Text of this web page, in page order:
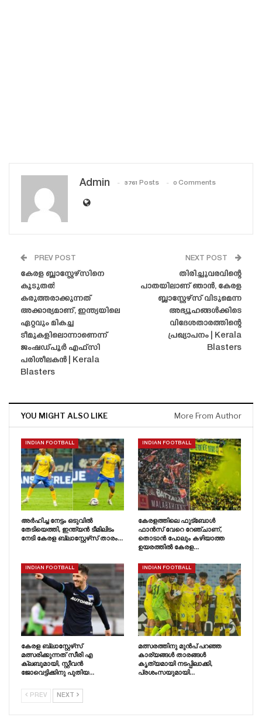
Admin 3761 Posts 0 Comments
PREV POST
കേരള ബ്ലാസ്റ്റേഴ്‌സിനെ
കൂടുതൽ
കരുത്തരാക്കുന്നത്
അക്കാര്യമാണ്, ഇന്ത്യയിലെ
ഏറ്റവും മികച്ച
ടീമുകളിലൊന്നാണെന്ന്
ജംഷഡ്‌പൂർ എഫ്‌സി
പരിശീലകൻ | Kerala
Blasters
NEXT POST
തിരിച്ചുവരവിന്റെ
പാതയിലാണ് ഞാൻ, കേരള
ബ്ലാസ്റ്റേഴ്‌സ് വിടുമെന്ന
അഭ്യൂഹങ്ങൾക്കിടെ
വിദേശതാരത്തിന്റെ
പ്രഖ്യാപനം | Kerala
Blasters
YOU MIGHT ALSO LIKE More From Author
INDIAN FOOTBALL
അർഹിച്ച നേട്ടം ഒടുവിൽ
തേടിയെത്തി, ഇന്ത്യൻ ടീമിലിടം
നേടി കേരള ബ്ലാസ്റ്റേഴ്‌സ് താരം…
INDIAN FOOTBALL
കേരളത്തിലെ ഫുട്ബോൾ
ഫാൻസ്‌ വേറെ റേഞ്ചാണ്,
തൊടാൻ പോലും കഴിയാത്ത
ഉയരത്തിൽ കേരള…
INDIAN FOOTBALL
കേരള ബ്ലാസ്റ്റേഴ്‌സ്
മത്സരിക്കുന്നത് സീരി എ
ക്ലബുമായി, സ്റ്റീവൻ
ജോവെട്ടിക്കിനു പുതിയ…
INDIAN FOOTBALL
മത്സരത്തിനു മുൻപ് പറഞ്ഞ
കാര്യങ്ങൾ താരങ്ങൾ
കൃത്യമായി നടപ്പിലാക്കി,
പ്രശംസയുമായി…
PREV NEXT